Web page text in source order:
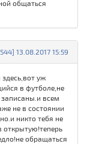
общаться
13.08.2017 15:59
уж
в футболе,не
всем
не в состоянии
никто тебя не
открытую!теперь
обращаться